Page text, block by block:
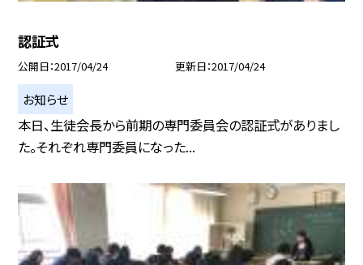
認証式
公開日 2017/04/24 更新日 2017/04/24
お知らせ
本日、生徒会長から前期の専門委員会の認証式がありまし
た。それぞれ専門委員になった...